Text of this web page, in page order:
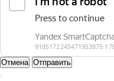
Отмена Отправить